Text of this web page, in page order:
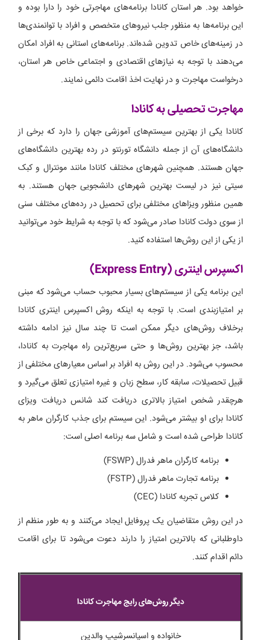
خواهد بود. هر استان کانادا برنامه‌های مهاجرتی خود را دارا بوده و
این برنامه‌ها به منظور جلب نیروهای متخصص و افراد با توانمندی‌ها
در زمینه‌های خاص تدوین شده‌اند. برنامه‌های استانی به افراد امکان
می‌دهند با توجه به نیازهای اقتصادی و اجتماعی خاص هر استان،
درخواست مهاجرت و در نهایت اخذ اقامت دائمی نمایند.
مهاجرت تحصیلی به کانادا
کانادا یکی از بهترین سیستم‌های آموزشی جهان را دارد که برخی از
دانشگاه‌های آن از جمله دانشگاه تورنتو در رده بهترین دانشگاه‌های
جهان هستند. همچنین شهرهای مختلف کانادا مانند مونترال و کبک
سیتی نیز در لیست بهترین شهرهای دانشجویی جهان هستند. به
همین منظور ویزاهای مختلفی برای تحصیل در رده‌های مختلف سنی
از سوی دولت کانادا صادر می‌شود که با توجه به شرایط خود می‌توانید
از یکی از این روش‌ها استفاده کنید.
اکسپرس اینتری (Express Entry)
این برنامه یکی از سیستم‌های بسیار محبوب حساب می‌شود که مبنی
بر امتیازبندی است. با توجه به اینکه روش اکسپرس اینتری کانادا
برخلاف روش‌های دیگر ممکن است تا چند سال نیز ادامه داشته
باشد، جز بهترین روش‌ها و حتی سریع‌ترین راه مهاجرت به کانادا،
محسوب می‌شود. در این روش به افراد بر اساس معیارهای مختلفی از
قبیل تحصیلات، سابقه کار، سطح زبان و غیره امتیازی تعلق می‌گیرد و
هرچقدر شخص امتیاز بالاتری دریافت کند شانس دریافت ویزای
کانادا برای او بیشتر می‌شود. این سیستم برای جذب کارگران ماهر به
کانادا طراحی شده است و شامل سه برنامه اصلی است:
برنامه کارگران ماهر فدرال (FSWP)
برنامه تجارت ماهر فدرال (FSTP)
کلاس تجربه کانادا (CEC)
در این روش متقاضیان یک پروفایل ایجاد می‌کنند و به طور منظم از
داوطلبانی که بالاترین امتیاز را دارند دعوت می‌شود تا برای اقامت
دائم اقدام کنند.
دیگر روش‌های رایج مهاجرت کانادا
خانواده و اسپانسرشیپ والدین